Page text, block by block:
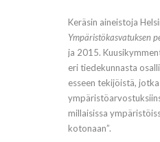
Keräsin aineistoja
Ympäristökasvatuksen
ja 2015.
eri tiedekunnasta
esseen tekijöistä,
millaisissa
kotonaan”.